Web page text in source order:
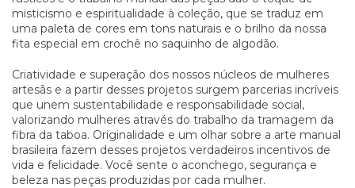
misticismo e espiritualidade à coleção, que se traduz em
uma paleta de cores em tons naturais e o brilho da nossa
fita especial em crochê no saquinho de algodão.
Criatividade e superação dos nossos núcleos de mulheres
artesãs e a partir desses projetos surgem parcerias incríveis
que unem sustentabilidade e responsabilidade social,
valorizando mulheres através do trabalho da tramagem da
fibra da taboa. Originalidade e um olhar sobre a arte manual
brasileira fazem desses projetos verdadeiros incentivos de
vida e felicidade. Você sente o aconchego, segurança e
beleza nas peças produzidas por cada mulher.